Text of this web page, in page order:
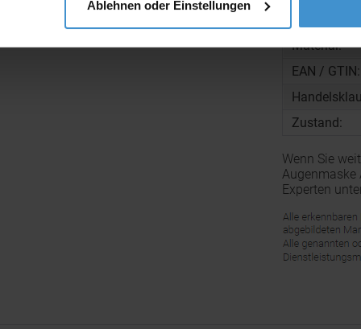
Ablehnen oder Einstellungen
Material:
EAN / GTIN:
Zustand:
Wenn Sie
Augenmaske
Experten